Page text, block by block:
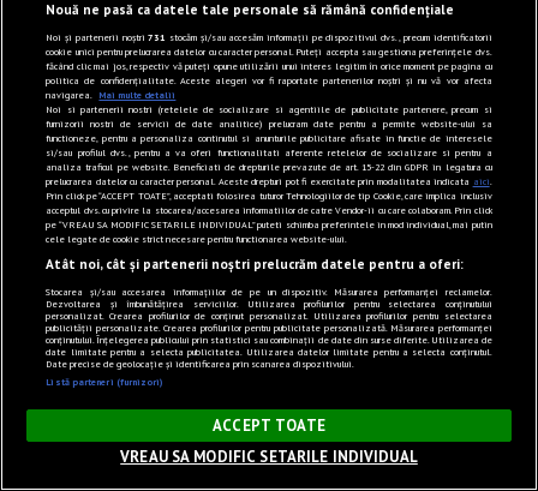
×
Nouă ne pasă ca datele tale personale să rămână confidențiale
Noi și partenerii noștri731 stocăm și/sau accesăm informații pe dispozitivul dvs., precum identificatorii
cookie unici pentru prelucrarea datelor cu caracter personal. Puteți accepta sau gestiona preferințele dvs.
făcând clic mai jos, respectiv vă puteți opune utilizării unui interes legitim în orice moment pe pagina cu
politica de confidențialitate. Aceste alegeri vor fi raportate partenerilor noștri și nu vă vor afecta
navigarea. Mai multe detalii
Noi si partenerii nostri (retelele de socializare si agentiile de publicitate partenere, precum si
furnizorii nostri de servicii de date analitice) prelucram date pentru a permite website-ului sa
functioneze, pentru a personaliza continutul si anunturile publicitare afisate in functie de interesele
si/sau profilul dvs., pentru a va oferi functionalitati aferente retelelor de socializare si pentru a
analiza traficul pe website. Beneficiati de drepturile prevazute de art. 15-22 din GDPR in legatura cu
prelucrarea datelor cu caracter personal. Aceste drepturi pot fi exercitate prin modalitatea indicata aici.
Prin click pe “ACCEPT TOATE”, acceptati folosirea tuturor Tehnologiilor de tip Cookie, care implica inclusiv
acceptul dvs. cu privire la stocarea/accesarea informatiilor de catre Vendor-ii cu care colaboram. Prin click
pe “VREAU SA MODIFIC SETARILE INDIVIDUAL” puteti schimba preferintele in mod individual, mai putin
cele legate de cookie strict necesare pentru functionarea website-ului.
Atât noi, cât și partenerii noștri prelucrăm datele pentru a oferi:
Stocarea și/sau accesarea informațiilor de pe un dispozitiv. Măsurarea performanței reclamelor.
Dezvoltarea și îmbunătățirea serviciilor. Utilizarea profilurilor pentru selectarea conținutului
personalizat. Crearea profilurilor de conținut personalizat. Utilizarea profilurilor pentru selectarea
publicității personalizate. Crearea profilurilor pentru publicitate personalizată. Măsurarea performanței
conținutului. Înțelegerea publicului prin statistici sau combinații de date din surse diferite. Utilizarea de
date limitate pentru a selecta publicitatea. Utilizarea datelor limitate pentru a selecta conținutul.
Date precise de geolocație și identificarea prin scanarea dispozitivului.
Listă parteneri (furnizori)
ACCEPT TOATE
VREAU SA MODIFIC SETARILE INDIVIDUAL